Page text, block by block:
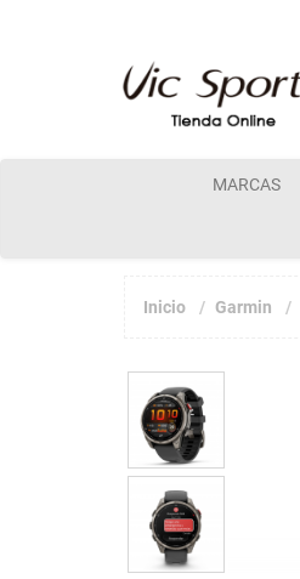
MARCAS
Inicio Garmin